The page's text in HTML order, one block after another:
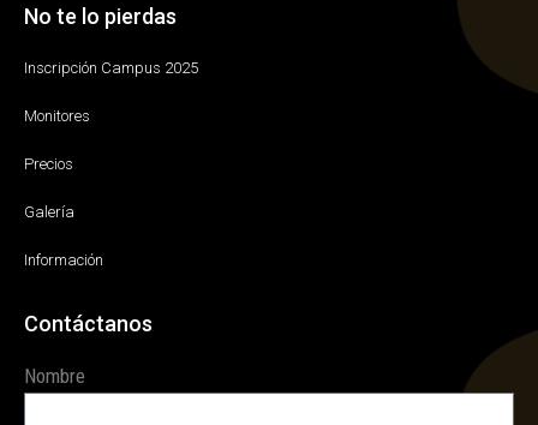
No te lo pierdas
Inscripción Campus 2025
Monitores
Precios
Galería
Información
Contáctanos
Nombre